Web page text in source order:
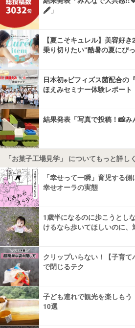
🖋️」
【夏こそキュレル】美容好
乗り切りたい“酷暑の夏にぴ
日本初※ビフィズス菌配合の
ほえみセミナー体験レポート
結果発表「写真で投稿！📸み
「お菓子工場見学」 についてもっと詳し
「幸せって一瞬」育児する
幸せオーラの実態
1歳半になるのに歩こうとし
けるなら歩いてほしいのに
クリップいらない！【子育
で閉じるテク
子ども連れで観光を楽しも
10選